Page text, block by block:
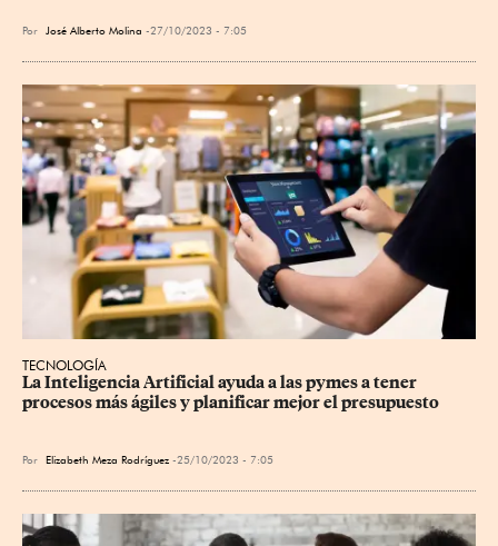
Por José Alberto Molina 27/10/2023 - 7:05
TECNOLOGÍA
La Inteligencia Artificial ayuda a las pymes a tener
procesos más ágiles y planificar mejor el presupuesto
Por Elizabeth Meza Rodríguez 25/10/2023 - 7:05